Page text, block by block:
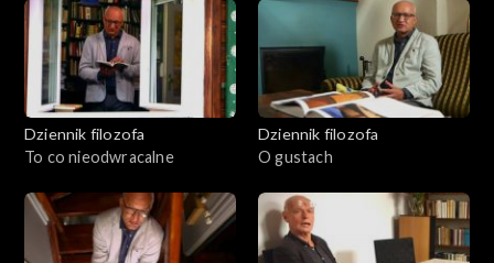
Dziennik filozofa
To co nieodwracalne
Dziennik filozofa
O gustach